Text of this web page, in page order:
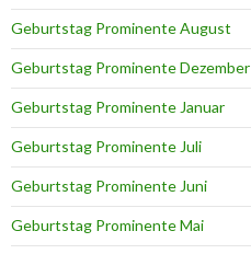
Geburtstag Prominente August
Geburtstag Prominente Dezember
Geburtstag Prominente Januar
Geburtstag Prominente Juli
Geburtstag Prominente Juni
Geburtstag Prominente Mai